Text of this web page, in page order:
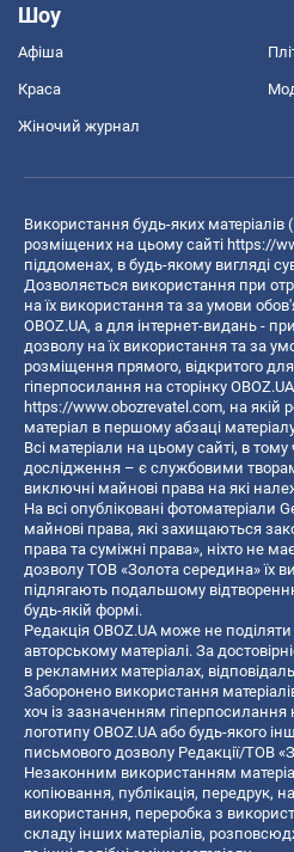
Шоу
Афіша
Краса
Жіночий журнал
Використання будь-яких матеріалів
розміщених на цьому сайті https://
піддоменах, в будь-якому вигляді
Дозволяється використання при
на їх використання та за умови
OBOZ.UA, а для інтернет-видань -
дозволу на їх використання та за
розміщення прямого, відкритого
гіперпосилання на сторінку
https://www.obozrevatel.com, на якій
матеріал в першому абзаці
Всі матеріали на цьому сайті, в тому
дослідження – є службовими
виключні майнові права на які
На всі опубліковані фотоматеріали
майнові права, які захищаються
права та суміжні права», ніхто не
дозволу ТОВ «Золота середина» їх
підлягають подальшому
будь-якій формі.
Редакція OBOZ.UA може не
авторському матеріалі. За
в рекламних матеріалах,
Заборонено використання
хоч із зазначенням гіперпосилання
логотипу OBOZ.UA або будь-якого
письмового дозволу Редакції/ТОВ
Незаконним використанням
копiювання, публiкацiя, передрук,
використання, переробка з
складу інших матеріалів,